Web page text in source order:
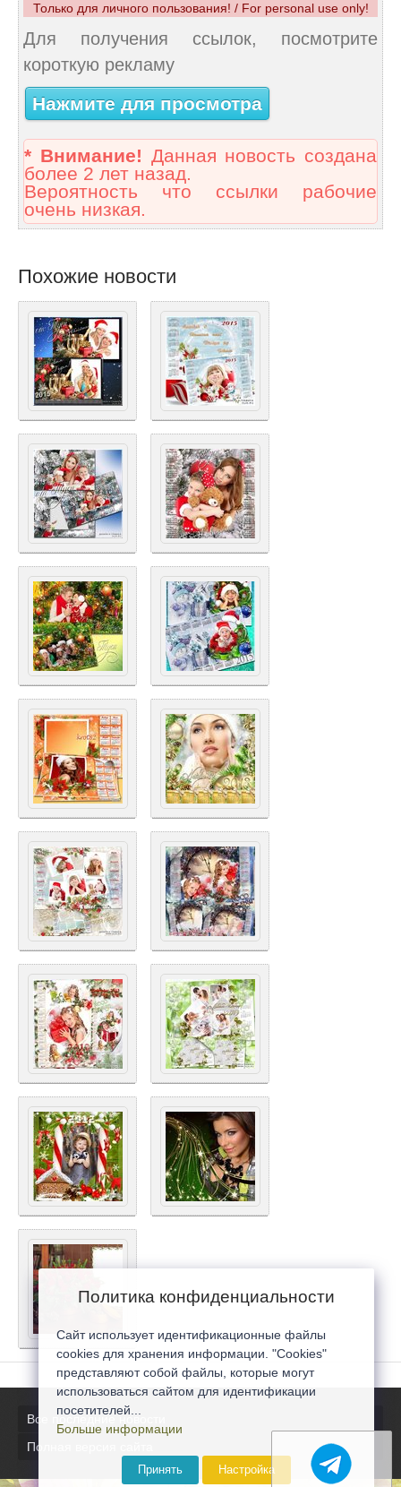
Только для личного пользования! / For personal use only!
Для получения ссылок, посмотрите
короткую рекламу
Нажмите для просмотра
* Внимание! Данная новость создана
более 2 лет назад.
Вероятность что ссылки рабочие
очень низкая.
Похожие новости
Все последние новости
Полная версия сайта
Политика конфиденциальности
Сайт использует идентификационные файлы
cookies для хранения информации. "Cookies"
представляют собой файлы, которые могут
использоваться сайтом для идентификации
посетителей...
Больше информации
Принять Настройка